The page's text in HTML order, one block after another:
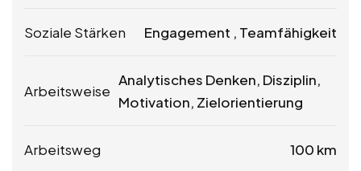
Soziale Stärken Engagement , Teamfähigkeit
Arbeitsweise
Analytisches Denken, Disziplin,
Motivation, Zielorientierung
Arbeitsweg 100 km